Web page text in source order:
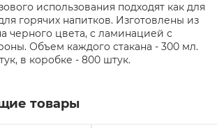
использования подходят как для
горячих напитков. Изготовлены из
черного цвета, с ламинацией с
Объем каждого стакана - 300 мл.
в коробке - 800 штук.
товары